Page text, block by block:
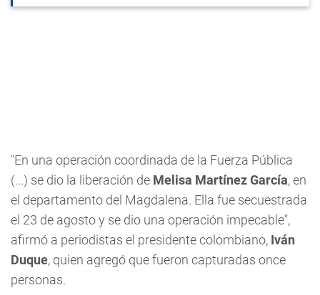
"En una operación coordinada de la Fuerza Pública
(...) se dio la liberación de Melisa Martínez García, en
el departamento del Magdalena. Ella fue secuestrada
el 23 de agosto y se dio una operación impecable",
afirmó a periodistas el presidente colombiano, Iván
Duque, quien agregó que fueron capturadas once
personas.